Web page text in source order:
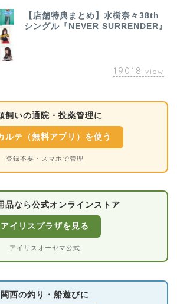
【店舗特典まとめ】水樹奈々38th
シングル『NEVER SURRENDER』
19018 view
飼いの通院・投薬管理に
ルテ（無料アプリ）を使う
登録不要・スマホで管理
品なら公式オンラインストア
アイリスプラザを見る
アイリスオーヤマ公式
関西の釣り・船遊びに